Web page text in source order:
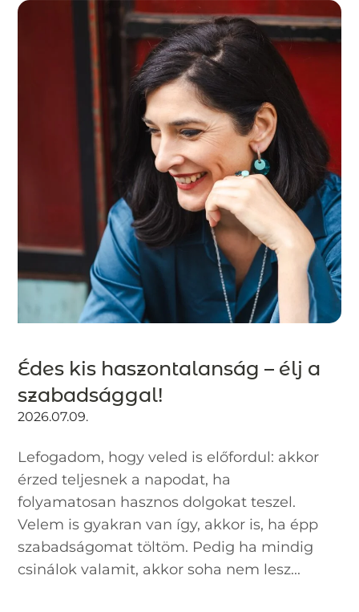
Édes kis haszontalanság – élj a
szabadsággal!
2026.07.09.
Lefogadom, hogy veled is előfordul: akkor
érzed teljesnek a napodat, ha
folyamatosan hasznos dolgokat teszel.
Velem is gyakran van így, akkor is, ha épp
szabadságomat töltöm. Pedig ha mindig
csinálok valamit, akkor soha nem lesz...